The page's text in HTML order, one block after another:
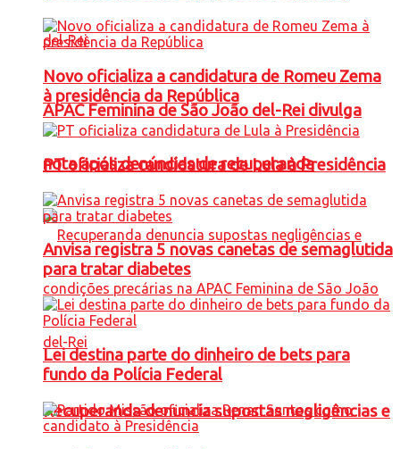
APAC Feminina de São João del-Rei divulga
nota após denúncias de recuperanda
Recuperanda denuncia supostas negligências e
Novo oficializa a candidatura de Romeu Zema
à presidência da República
PT oficializa candidatura de Lula à Presidência
Anvisa registra 5 novas canetas de semaglutida
para tratar diabetes
Lei destina parte do dinheiro de bets para
fundo da Polícia Federal